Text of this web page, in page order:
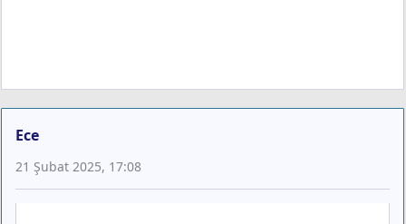
Ece
21 Şubat 2025, 17:08